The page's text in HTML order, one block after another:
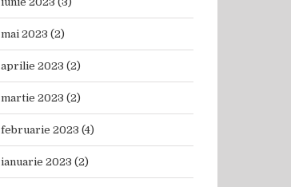
mai 2023 (2)
aprilie 2023 (2)
martie 2023 (2)
februarie 2023 (4)
ianuarie 2023 (2)